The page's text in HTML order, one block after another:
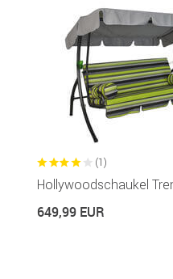
(1)
Hollywoodschaukel
649,99 EUR